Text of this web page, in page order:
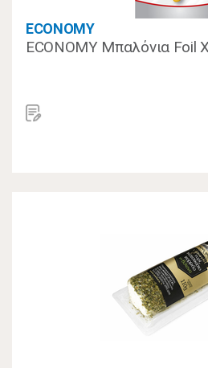
ECONOMY
ECONOMY Μπαλόνια Foil